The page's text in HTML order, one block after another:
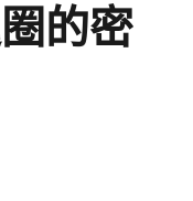
的密